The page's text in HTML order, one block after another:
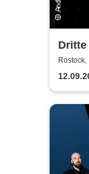
Dritte
Rostock,